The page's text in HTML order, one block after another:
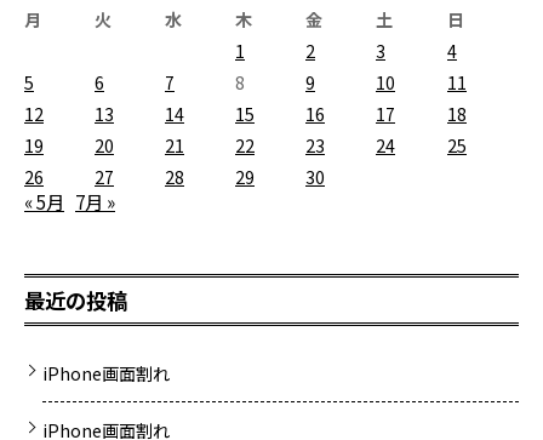
月
火 水 木 金 土
日
1
2 3
4
5
6 7 8 9 10
11
12
13 14 15 16 17
18
19
20 21 22 23 24
25
26
27 28 29 30
« 5月 7月 »
最近の投稿
iPhone画面割れ
iPhone画面割れ